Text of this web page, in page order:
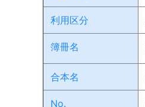
利用区分
簿冊名
合本名
No.